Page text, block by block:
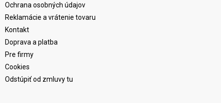
Ochrana osobných údajov
Reklamácie a vrátenie tovaru
Kontakt
Doprava a platba
Pre firmy
Cookies
Odstúpiť od zmluvy tu